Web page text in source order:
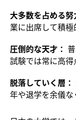
大多数を占める努
業に出席して積極
圧倒的な天才：
試験では常に高得
脱落していく層：
年や退学を余儀な